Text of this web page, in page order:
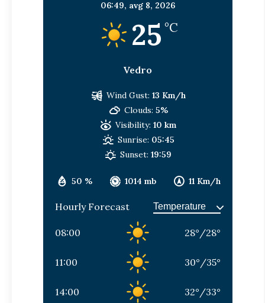
06:49, avg 8, 2026
25 °C
Vedro
50 % 1014 mb 11 Km/h
Wind Gust: 13 Km/h
Clouds: 5%
Visibility: 10 km
Sunrise: 05:45
Sunset: 19:59
Hourly Forecast
08:00 28° /28°
11:00 30° /35°
14:00 32° /33°